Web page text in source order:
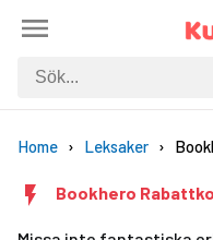
Home Leksaker
Bookhero